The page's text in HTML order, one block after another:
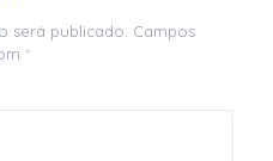
será publicado. Campos
*